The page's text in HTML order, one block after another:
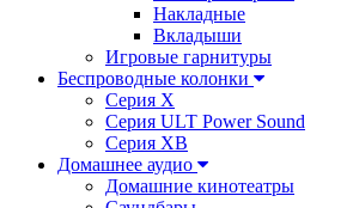
Накладные
Вкладыши
Игровые гарнитуры
Беспроводные колонки
Серия X
Серия ULT Power Sound
Серия XB
Домашнее аудио
Домашние кинотеатры